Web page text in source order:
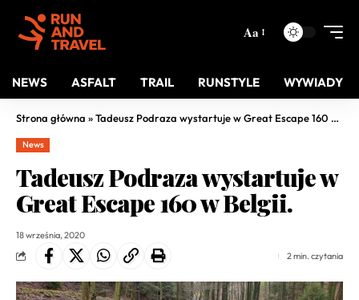
Aa
NEWS ASFALT TRAIL RUNSTYLE WYWIADY
Strona główna »Tadeusz Podraza wystartuje w Great Escape 160 w Belgii.
News
Tadeusz Podraza wystartuje w
Great Escape 160 w Belgii.
18 września, 2020
2 min. czytania